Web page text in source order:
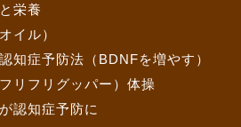
栄養
イル）
知症予防法（BDNFを増やす）
リフリグッパー）体操
認知症予防に